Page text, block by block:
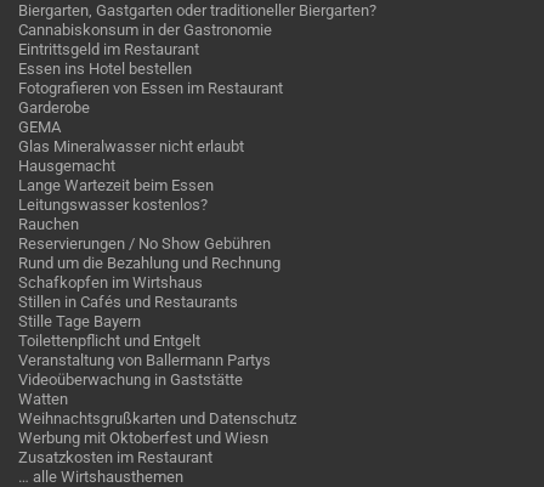
Biergarten, Gastgarten oder traditioneller Biergarten?
Cannabiskonsum in der Gastronomie
Eintrittsgeld im Restaurant
Essen ins Hotel bestellen
Fotografieren von Essen im Restaurant
Garderobe
GEMA
Glas Mineralwasser nicht erlaubt
Hausgemacht
Lange Wartezeit beim Essen
Leitungswasser kostenlos?
Rauchen
Reservierungen / No Show Gebühren
Rund um die Bezahlung und Rechnung
Schafkopfen im Wirtshaus
Stillen in Cafés und Restaurants
Stille Tage Bayern
Toilettenpflicht und Entgelt
Veranstaltung von Ballermann Partys
Videoüberwachung in Gaststätte
Watten
Weihnachtsgrußkarten und Datenschutz
Werbung mit Oktoberfest und Wiesn
Zusatzkosten im Restaurant
… alle Wirtshausthemen